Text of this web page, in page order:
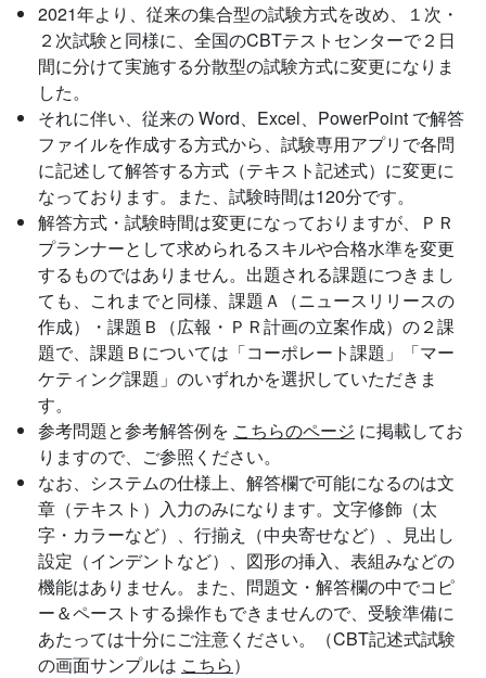
2021年より、従来の集合型の試験方式を改め、１次・
２次試験と同様に、全国のCBTテストセンターで２日
間に分けて実施する分散型の試験方式に変更になりま
した。
それに伴い、従来の Word、Excel、PowerPoint で解答
ファイルを作成する方式から、試験専用アプリで各問
に記述して解答する方式（テキスト記述式）に変更に
なっております。また、試験時間は120分です。
解答方式・試験時間は変更になっておりますが、ＰＲ
プランナーとして求められるスキルや合格水準を変更
するものではありません。出題される課題につきまし
ても、これまでと同様、課題Ａ（ニュースリリースの
作成）・課題Ｂ（広報・ＰＲ計画の立案作成）の２課
題で、課題Ｂについては「コーポレート課題」「マー
ケティング課題」のいずれかを選択していただきま
す。
参考問題と参考解答例を こちらのページ に掲載してお
りますので、ご参照ください。
なお、システムの仕様上、解答欄で可能になるのは文
章（テキスト）入力のみになります。文字修飾（太
字・カラーなど）、行揃え（中央寄せなど）、見出し
設定（インデントなど）、図形の挿入、表組みなどの
機能はありません。また、問題文・解答欄の中でコピ
ー＆ペーストする操作もできませんので、受験準備に
あたっては十分にご注意ください。（CBT記述式試験
の画面サンプルは こちら）